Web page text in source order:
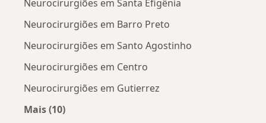
Neurocirurgiões em Santa Efigênia
Neurocirurgiões em Barro Preto
Neurocirurgiões em Santo Agostinho
Neurocirurgiões em Centro
Neurocirurgiões em Gutierrez
Mais (10)